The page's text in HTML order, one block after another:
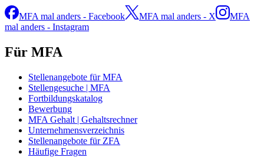
MFA mal anders - Facebook MFA mal anders - X
MFA
mal anders - Instagram
Für MFA
Stellenangebote für MFA
Stellengesuche | MFA
Fortbildungskatalog
Bewerbung
MFA Gehalt | Gehaltsrechner
Unternehmensverzeichnis
Stellenangebote für ZFA
Häufige Fragen